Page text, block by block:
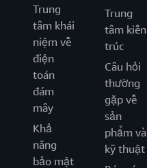
Trung
tâm khái
niệm về
điện
toán
đám
mây
Khả
năng
bảo mật
Trung
tâm kiến
trúc
Câu hỏi
thường
gặp về
sản
phẩm và
kỹ thuật